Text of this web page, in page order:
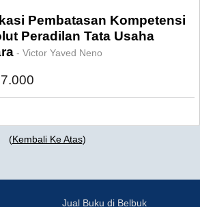
Pembatasan Kompetensi
Peradilan Tata Usaha
- Victor Yaved Neno
(Kembali Ke Atas)
Jual Buku di Belbuk